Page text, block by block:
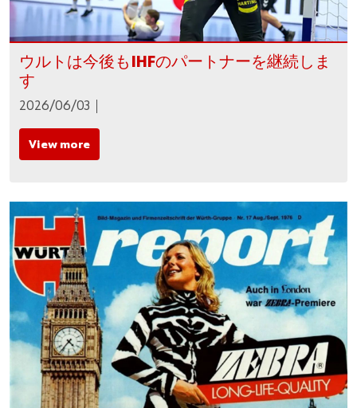
ウルトは今後もIHFのパートナーを継続しま
す
2026/06/03
View more